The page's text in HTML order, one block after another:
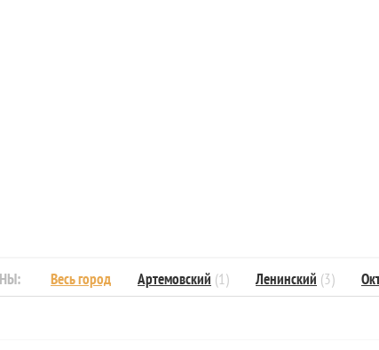
Весь город Артемовский (1) Ленинский (3)